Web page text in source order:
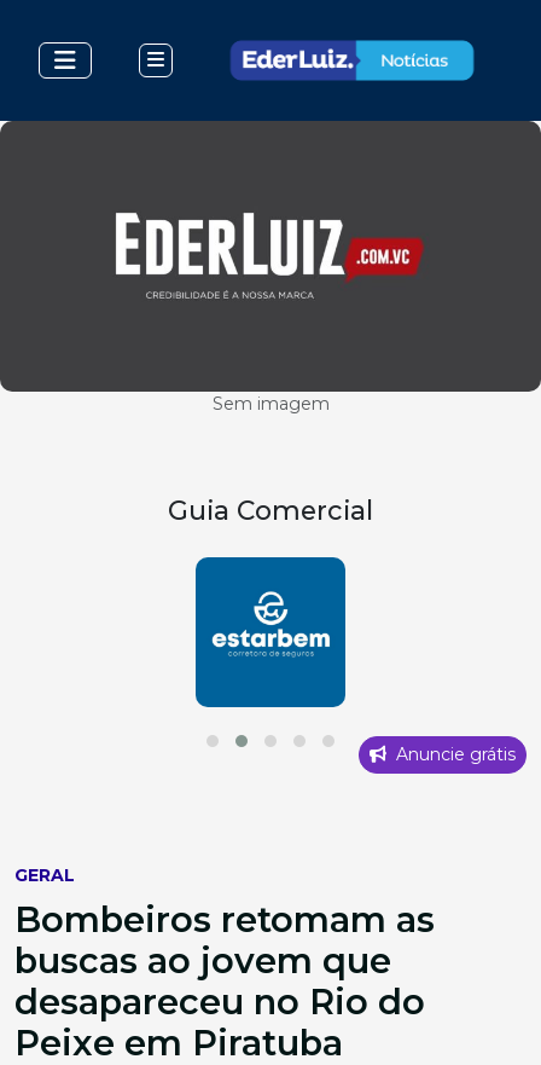
Sem imagem
Guia Comercial
Anuncie grátis
GERAL
Bombeiros retomam as
buscas ao jovem que
desapareceu no Rio do
Peixe em Piratuba